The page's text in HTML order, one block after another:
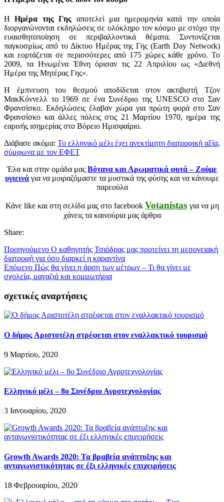
ΗΗμέρα της Γης αποτελεί μια ημερομηνία κατά την οποία
διοργανώνονται εκδηλώσεις σε ολόκληρο τον κόσμο με στόχο την
ευαισθητοποίηση σε περιβαλλοντικά θέματα. Συντονίζεται
παγκοσμίως από το Δίκτυο Ημέρας της Γης (Earth Day Network)
και εορτάζεται σε περισσότερες από 175 χώρες κάθε χρόνο. To
2009, τα Ηνωμένα Έθνη όρισαν τις 22 Απριλίου ως «Διεθνή
Ημέρα της Μητέρας Γης».
Η έμπνευση του θεσμού αποδίδεται στον ακτιβιστή Τζον
ΜακΚόννελλ το 1969 σε ένα Συνέδριο της UNESCO στο Σαν
Φρανσίσκο. Εκδηλώσεις έλαβαν χώρα για πρώτη φορά στο Σαν
Φρανσίσκο και άλλες πόλεις στις 21 Μαρτίου 1970, ημέρα της
εαρινής ισημερίας στο Βόρειο Ημισφαίριο.
Διάβασε ακόμα: Το ελληνικό μέλι έχει ανεκτίμητη διατροφική αξία,
σύμφωνα με τον ΕΦΕΤ
Έλα και στην ομάδα μας Βότανα και Αρωματικά φυτά – Ζούμε
υγιεινά για να μοιραζόμαστε τα μυστικά της φύσης και να κάνουμε
παρεούλα
Κάνε like και στη σελίδα μας στο facebook Votanistas για να μη
χάνεις τα καινούρια μας άρθρα
Share:
Προηγούμενο Ο καθηγητής Τσιόδρας μας προτείνει τη μεσογειακή
διατροφή για όσο διαρκεί η καραντίνα
Επόμενο Πώς θα γίνει η άρση των μέτρων – Τι θα γίνει με
σχολεία, μαγαζιά και κομμωτήρια
σχετικές αναρτήσεις
Ο δήμος Αριστοτέλη στρέφεται στον εναλλακτικό τουρισμό
9 Μαρτίου, 2020
Ελληνικό μέλι – 8ο Συνέδριο Αγροτεχνολογίας
3 Ιανουαρίου, 2020
Growth Awards 2020: Τα βραβεία ανάπτυξης και
ανταγωνιστικότητας σε έξι ελληνικές επιχειρήσεις
18 Φεβρουαρίου, 2020